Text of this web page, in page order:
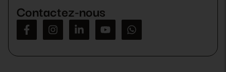
Contactez-nous